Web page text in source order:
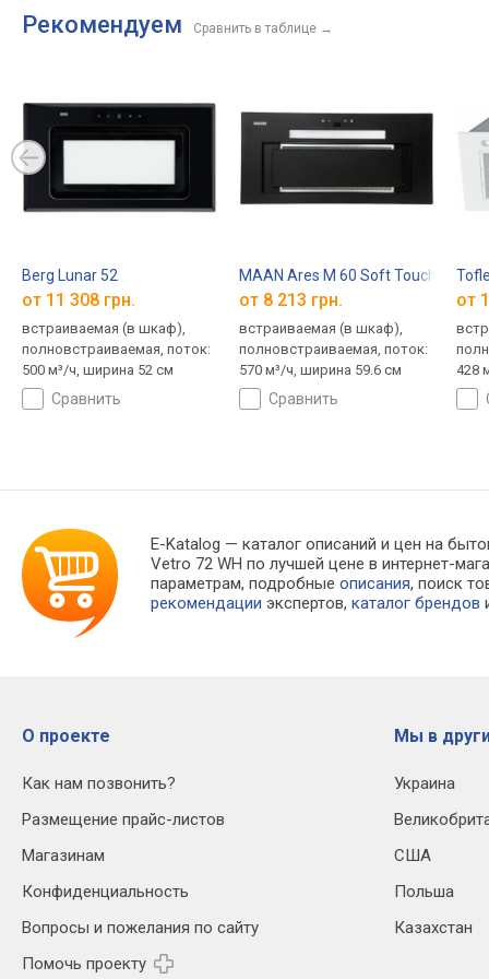
Рекомендуем Сравнить в таблице →
Berg Lunar 52
от 11 308 грн.
встраиваемая (в шкаф),
полновстраиваемая, поток:
500 м³/ч, ширина 52 см
сравнить
MAAN Ares M 60 Soft Touch
от 8 213 грн.
встраиваемая (в шкаф),
полновстраиваемая, поток:
570 м³/ч, ширина 59.6 см
сравнить
от
428
E-Katalog — каталог описаний и цен на
Vetro 72 WH по лучшей цене в интернет-
параметрам, подробныеописания, поиск
рекомендации экспертов,каталог брендов
О проекте
Как нам позвонить?
Размещение прайс-листов
Магазинам
Конфиденциальность
Вопросы и пожелания по сайту
Помочь проекту
Мы в
Украина
США
Польша
Казахстан